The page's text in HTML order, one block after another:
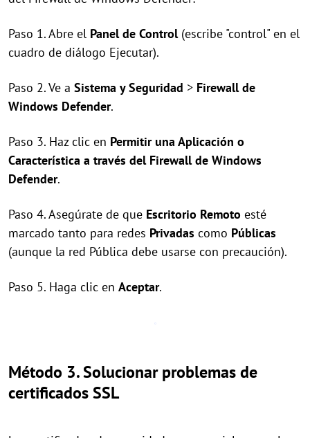
Paso 1. Abre el Panel de Control(escribe "control" en el
cuadro de diálogo Ejecutar).
Paso 2. Ve a Sistema y Seguridad > Firewall de
Windows Defender.
Paso 3. Haz clic en Permitir una Aplicación o
Característica a través del Firewall de Windows
Defender.
Paso 4. Asegúrate de que Escritorio Remoto esté
marcado tanto para redes Privadas como Públicas
(aunque la red Pública debe usarse con precaución).
Paso 5. Haga clic en Aceptar.
Método 3. Solucionar problemas de
certificados SSL